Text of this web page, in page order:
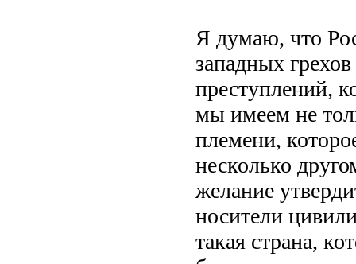
Я думаю, что
западных
преступлений,
мы имеем не
племени,
несколько
желание
носители
такая страна,